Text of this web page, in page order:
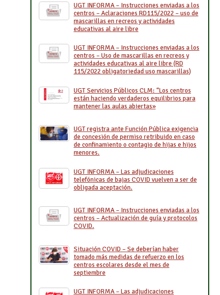
UGT INFORMA – Instrucciones enviadas a los
centros – Aclaraciones RD115/2022 – uso de
mascarillas en recreos y actividades
educativas al aire libre
UGT INFORMA – Instrucciones enviadas a los
centros – Uso de mascarillas en recreos y
actividades educativas al aire libre (RD
115/2022 obligatoriedad uso mascarillas)
UGT Servicios Públicos CLM: “Los centros
están haciendo verdaderos equilibrios para
mantener las aulas abiertas»
UGT registra ante Función Pública exigencia
de concesión de permiso retribuido en caso
de confinamiento o contagio de hijas e hijos
menores.
UGT INFORMA – Las adjudicaciones
telefónicas de bajas COVID vuelven a ser de
obligada aceptación.
UGT INFORMA – Instrucciones enviadas a los
centros – Actualización de guía y protocolos
COVID.
Situación COVID – Se deberían haber
tomado más medidas de refuerzo en los
centros escolares desde el mes de
septiembre
UGT INFORMA – Las adjudicaciones